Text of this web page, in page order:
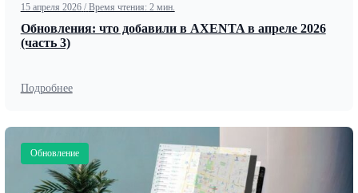
15 апреля 2026 / Время чтения: 2 мин.
Обновления: что добавили в AXENTA в апреле 2026
(часть 3)
Подробнее
Обновление